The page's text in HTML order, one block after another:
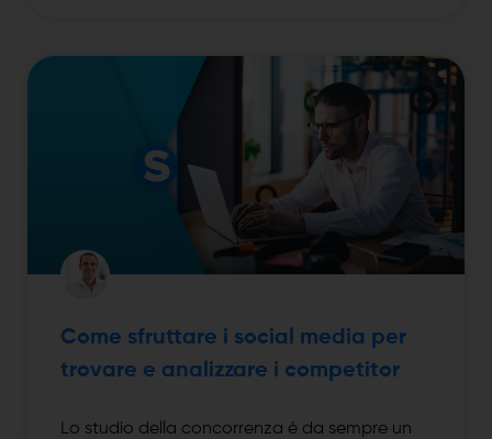
Come sfruttare i social media per
trovare e analizzare i competitor
Lo studio della concorrenza è da sempre un